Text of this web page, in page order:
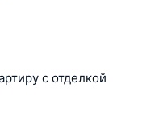
с отделкой